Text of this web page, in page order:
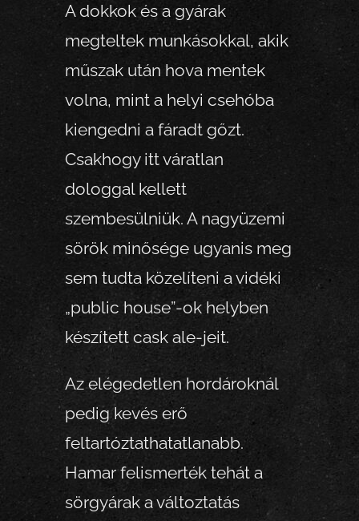
A dokkok és a gyárak
megteltek munkásokkal, akik
műszak után hova mentek
volna, mint a helyi csehóba
kiengedni a fáradt gőzt.
Csakhogy itt váratlan
dologgal kellett
szembesülniük. A nagyüzemi
sörök minősége ugyanis meg
sem tudta közelíteni a vidéki
„public house”-ok helyben
készített cask ale-jeit.
Az elégedetlen hordároknál
pedig kevés erő
feltartóztathatatlanabb.
Hamar felismerték tehát a
sörgyárak a változtatás